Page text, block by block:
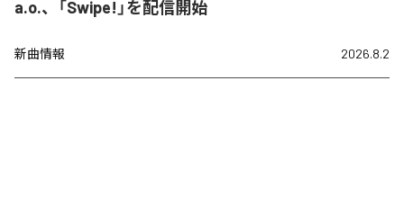
a.o.、「Swipe!」を配信開始
新曲情報 2026.8.2